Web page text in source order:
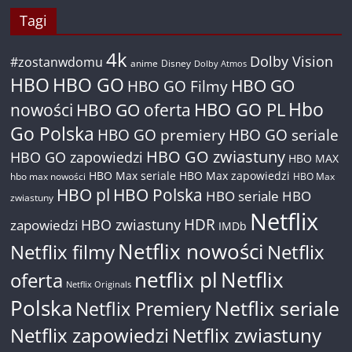
Tagi
#zostanwdomu 4k anime Disney Dolby Atmos Dolby Vision
HBO HBO GO HBO GO Filmy HBO GO
nowości HBO GO oferta HBO GO PL Hbo
Go Polska HBO GO premiery HBO GO seriale
HBO GO zapowiedzi HBO GO zwiastuny HBO MAX
hbo max nowości HBO Max seriale HBO Max zapowiedzi HBO Max
zwiastuny HBO pl HBO Polska HBO seriale HBO
zapowiedzi HBO zwiastuny HDR IMDb Netflix
Netflix filmyNetflix nowości Netflix
oferta Netflix Originals netflix pl Netflix
Polska Netflix PremieryNetflix seriale
Netflix zapowiedzi Netflix zwiastuny